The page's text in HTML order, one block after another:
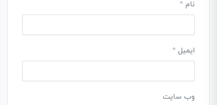
نام *
ایمیل *
وب‌ سایت